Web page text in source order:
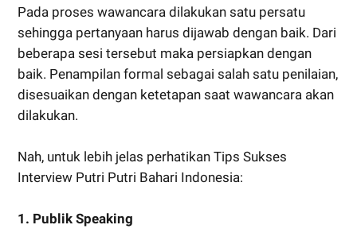
Pada proses wawancara dilakukan satu persatu
sehingga pertanyaan harus dijawab dengan baik. Dari
beberapa sesi tersebut maka persiapkan dengan
baik. Penampilan formal sebagai salah satu penilaian,
disesuaikan dengan ketetapan saat wawancara akan
dilakukan.
Nah, untuk lebih jelas perhatikan Tips Sukses
Interview Putri Putri Bahari Indonesia:
1. Publik Speaking